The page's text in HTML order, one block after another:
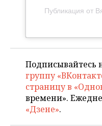
Подписывайтесь
группу
страницу в
времени».
«Дзене».